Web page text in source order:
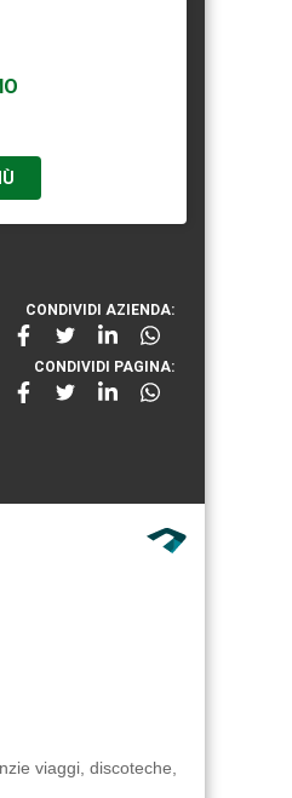
CONDIVIDI AZIENDA:
CONDIVIDI PAGINA:
viaggi, discoteche,